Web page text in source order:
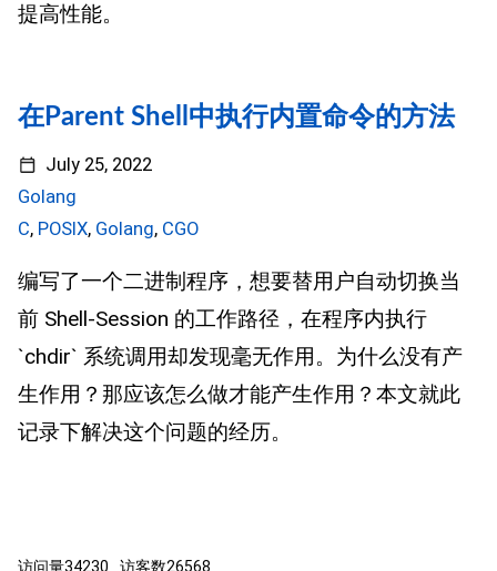
提高性能。
在Parent Shell中执行内置命令的方法
July 25, 2022
Golang
C, POSIX, Golang, CGO
编写了一个二进制程序，想要替用户自动切换当
前 Shell-Session 的工作路径，在程序内执行
`chdir` 系统调用却发现毫无作用。为什么没有产
生作用？那应该怎么做才能产生作用？本文就此
记录下解决这个问题的经历。
访问量34230 访客数26568